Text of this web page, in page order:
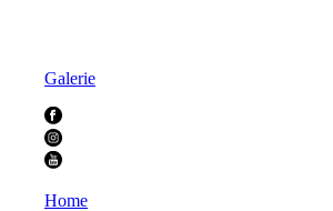
Galerie
Home